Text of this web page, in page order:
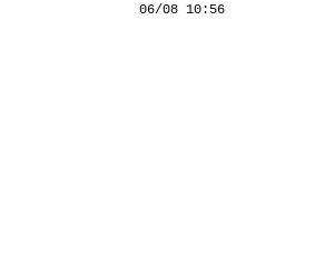
06/08 10:56